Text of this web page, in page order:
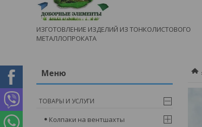
ИЗГОТОВЛЕНИЕ ИЗДЕЛИЙ ИЗ ТОНКОЛИСТОВОГО
МЕТАЛЛОПРОКАТА
ТОВАРЫ И УСЛУГИ
Колпаки на вентшахты